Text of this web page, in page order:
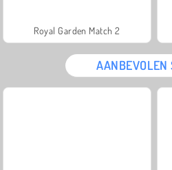
Royal Garden Match 2
AANBEVOLEN